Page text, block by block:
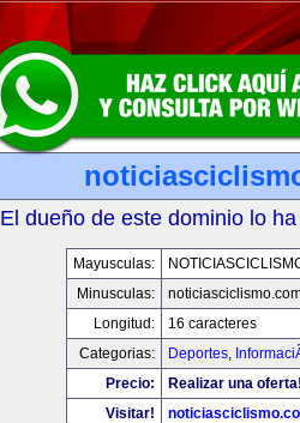
El dueño de este dominio lo
Mayusculas:
Minusculas:
Longitud:
16 caracteres
Categorias:
Deportes,
Precio:
Realizar una
Visitar!